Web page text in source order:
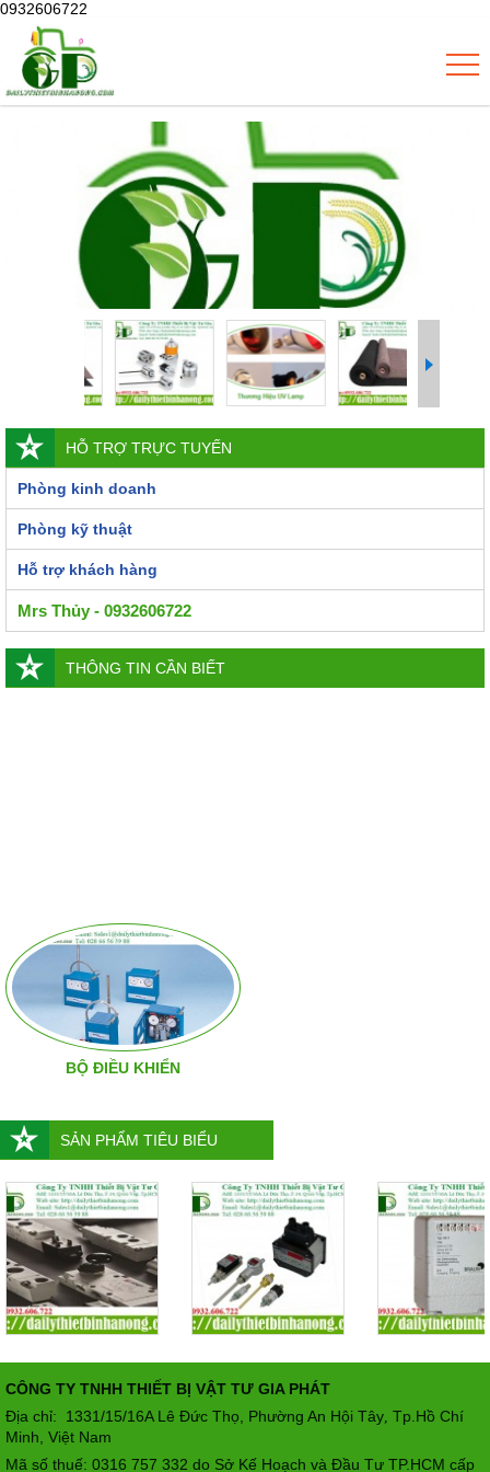
0932606722
HỖ TRỢ TRỰC TUYẾN
Phòng kinh doanh
Phòng kỹ thuật
Hỗ trợ khách hàng
Mrs Thủy - 0932606722
THÔNG TIN CẦN BIẾT
BỘ ĐIỀU KHIỂN
SẢN PHẨM TIÊU BIỂU
CÔNG TY TNHH THIẾT BỊ VẬT TƯ GIA PHÁT
Địa chỉ: 1331/15/16A Lê Đức Thọ, Phường An Hội Tây, Tp.Hồ Chí
Minh, Việt Nam
Mã số thuế: 0316 757 332 do Sở Kế Hoạch và Đầu Tư TP.HCM cấp